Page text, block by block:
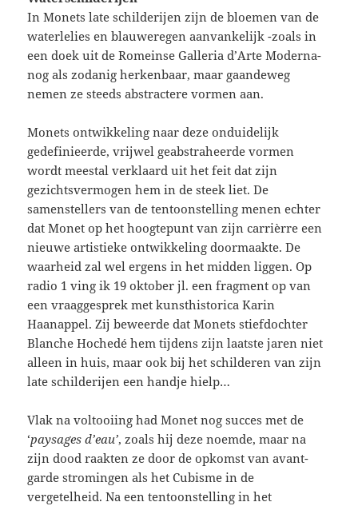
In Monets late schilderijen zijn de bloemen van de
waterlelies en blauweregen aanvankelijk -zoals in
een doek uit de Romeinse Galleria d’Arte Moderna-
nog als zodanig herkenbaar, maar gaandeweg
nemen ze steeds abstractere vormen aan.
Monets ontwikkeling naar deze onduidelijk
gedefinieerde, vrijwel geabstraheerde vormen
wordt meestal verklaard uit het feit dat zijn
gezichtsvermogen hem in de steek liet. De
samenstellers van de tentoonstelling menen echter
dat Monet op het hoogtepunt van zijn carrièrre een
nieuwe artistieke ontwikkeling doormaakte. De
waarheid zal wel ergens in het midden liggen. Op
radio 1 ving ik 19 oktober jl. een fragment op van
een vraaggesprek met kunsthistorica Karin
Haanappel. Zij beweerde dat Monets stiefdochter
Blanche Hochedé hem tijdens zijn laatste jaren niet
alleen in huis, maar ook bij het schilderen van zijn
late schilderijen een handje hielp…
Vlak na voltooiing had Monet nog succes met de
‘paysages d’eau’, zoals hij deze noemde, maar na
zijn dood raakten ze door de opkomst van avant-
garde stromingen als het Cubisme in de
vergetelheid. Na een tentoonstelling in het